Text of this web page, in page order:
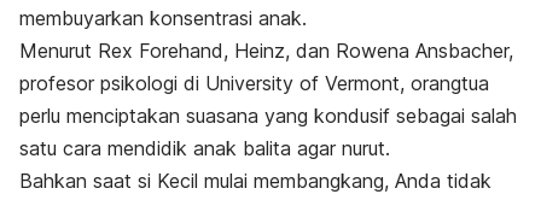
membuyarkan konsentrasi anak.
Menurut Rex Forehand, Heinz, dan Rowena Ansbacher,
profesor psikologi di University of Vermont, orangtua
perlu menciptakan suasana yang kondusif sebagai salah
satu cara mendidik anak balita agar nurut.
Bahkan saat si Kecil mulai membangkang, Anda tidak